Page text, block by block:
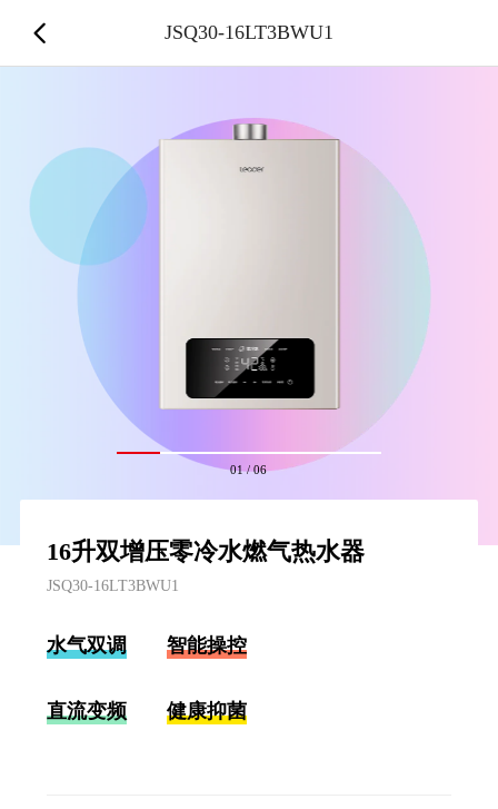
01/06
16升双增压零冷水燃气热水器
JSQ30-16LT3BWU1
水气双调 智能操控
直流变频 健康抑菌
JSQ30-16LT3BWU1